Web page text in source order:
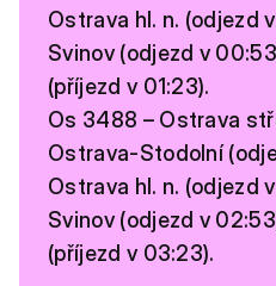
Ostrava hl. n. (odjezd
Svinov (odjezd v
(příjezd v 01:23).
Os 3488 – Ostrava
Ostrava-Stodolní
Ostrava hl. n. (odjezd
Svinov (odjezd v
(příjezd v 03:23).